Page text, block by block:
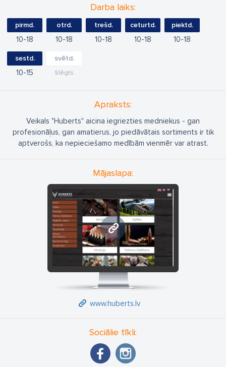
Darba laiks:
pirmd.
10 18
otrd.
10 18
trešd.
10 18
ceturtd.
10 18
piektd.
10 18
sestd.
10 15
svētd.
Slēgts
Apraksts:
Veikals "Huberts" aicina iegriezties medniekus - gan
profesionāļus, gan amatierus, jo piedāvātais sortiments ir tik
aptverošs, ka nepieciešamo medībām vienmēr var atrast.
Mājaslapa:
www.huberts.lv
www.huberts.lv
Sociālie tīkli: